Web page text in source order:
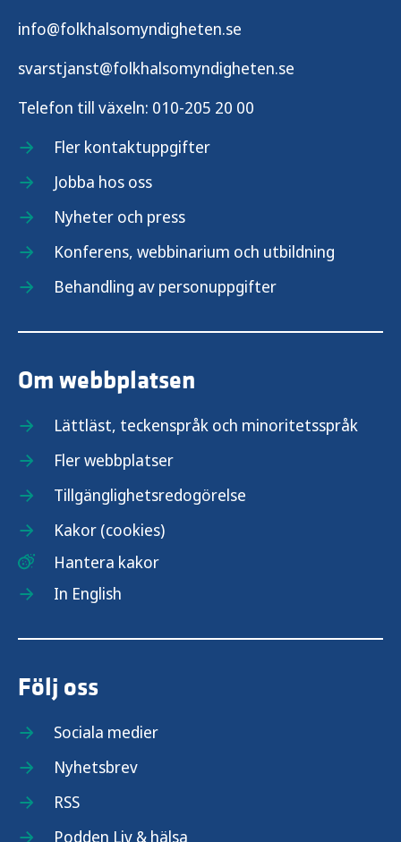
Praktik och examensarbete
Medarbetarskap och kultur
Träffa våra medarbetare
info@folkhalsomyndigheten.se
svarstjanst@folkhalsomyndigheten.se
Telefon till växeln: 010-205 20 00
Fler kontaktuppgifter
Jobba hos oss
Nyheter och press
Konferens, webbinarium och utbildning
Behandling av personuppgifter
Om webbplatsen
Lättläst, teckenspråk och minoritetsspråk
Fler webbplatser
Tillgänglighetsredogörelse
Kakor (cookies)
Hantera kakor
In English
Följ oss
Sociala medier
Nyhetsbrev
RSS
Podden Liv & hälsa